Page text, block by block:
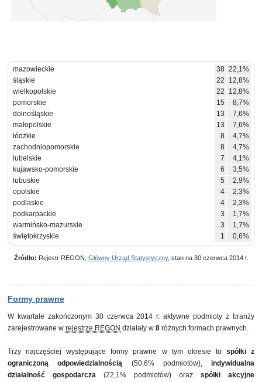
mazowieckie 38 22,1%
śląskie
22
12,8%
wielkopolskie
22
12,8%
pomorskie
15
8,7%
dolnośląskie
13
7,6%
małopolskie
13
7,6%
łódzkie
8
4,7%
zachodniopomorskie
8
4,7%
lubelskie
7
4,1%
kujawsko-pomorskie
6
3,5%
lubuskie
5
2,9%
opolskie
4
2,3%
podlaskie
4
2,3%
podkarpackie
3
1,7%
warmińsko-mazurskie
3
1,7%
świętokrzyskie
1 0,6%
Źródło: Rejestr REGON, Główny Urząd Statystyczny, stan na 30 czerwca 2014 r.
Formy prawne
W kwartale zakończonym 30 czerwca 2014 r. aktywne podmioty z branży
zarejestrowane w rejestrze REGON działały w 8 różnych formach prawnych.
Trzy najczęściej występujące formy prawne w tym okresie to spółki z
ograniczoną odpowiedzialnością (50,6% podmiotów), indywidualna
działalność gospodarcza (22,1% podmiotów) oraz spółki akcyjne